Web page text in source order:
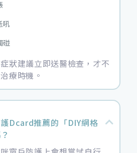
吼
碰
狀建議立即送醫檢查，才不
療時機。
Dcard推薦的「DIY網格